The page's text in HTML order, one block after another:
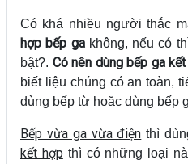
Có khá nhiều người thắc
hợp bếp gakhông, nếu có
bật?. Có nên dùng bếp ga
biết liệu chúng có an toàn,
dùng bếp từ hoặc dùng bếp
Bếp vừa ga vừa điện thì
kết hợp thì có những loại